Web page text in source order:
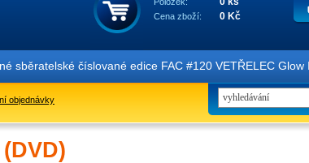
Cena zboží: 0 Kč
sběratelské číslované edice FAC #120 VETŘELEC
objednávky